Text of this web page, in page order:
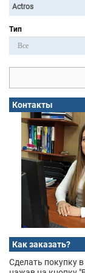
Тип
Контакты
Как заказать?
Сделать покупку